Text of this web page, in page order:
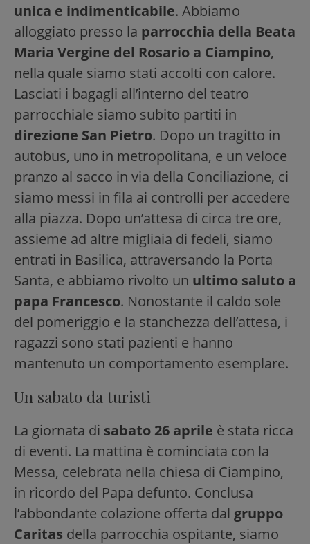
unica e indimenticabile. Abbiamo
alloggiato presso la parrocchia della Beata
Maria Vergine del Rosario a Ciampino,
nella quale siamo stati accolti con calore.
Lasciati i bagagli all’interno del teatro
parrocchiale siamo subito partiti in
direzione San Pietro. Dopo un tragitto in
autobus, uno in metropolitana, e un veloce
pranzo al sacco in via della Conciliazione, ci
siamo messi in fila ai controlli per accedere
alla piazza. Dopo un’attesa di circa tre ore,
assieme ad altre migliaia di fedeli, siamo
entrati in Basilica, attraversando la Porta
Santa, e abbiamo rivolto un ultimo saluto a
papa Francesco. Nonostante il caldo sole
del pomeriggio e la stanchezza dell’attesa, i
ragazzi sono stati pazienti e hanno
mantenuto un comportamento esemplare.
Un sabato da turisti
La giornata di sabato 26 aprile è stata ricca
di eventi. La mattina è cominciata con la
Messa, celebrata nella chiesa di Ciampino,
in ricordo del Papa defunto. Conclusa
l’abbondante colazione offerta dal gruppo
Caritas della parrocchia ospitante, siamo